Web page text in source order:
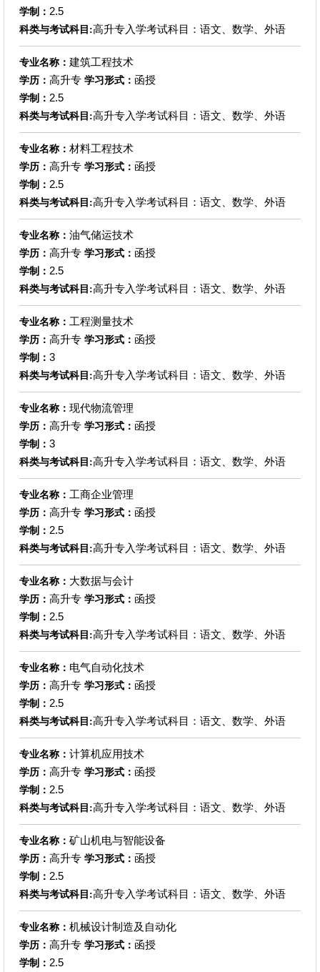
学制： 2.5
科类与考试科目:高升专入学考试科目：语文、数学、外语
专业名称： 建筑工程技术
学历： 高升专 学习形式： 函授
学制： 2.5
科类与考试科目:高升专入学考试科目：语文、数学、外语
专业名称： 材料工程技术
学历： 高升专 学习形式： 函授
学制： 2.5
科类与考试科目:高升专入学考试科目：语文、数学、外语
专业名称： 油气储运技术
学历： 高升专 学习形式： 函授
学制： 2.5
科类与考试科目:高升专入学考试科目：语文、数学、外语
专业名称： 工程测量技术
学历： 高升专 学习形式： 函授
学制： 3
科类与考试科目:高升专入学考试科目：语文、数学、外语
专业名称： 现代物流管理
学历： 高升专 学习形式： 函授
学制： 3
科类与考试科目:高升专入学考试科目：语文、数学、外语
专业名称： 工商企业管理
学历： 高升专 学习形式： 函授
学制： 2.5
科类与考试科目:高升专入学考试科目：语文、数学、外语
专业名称： 大数据与会计
学历： 高升专 学习形式： 函授
学制： 2.5
科类与考试科目:高升专入学考试科目：语文、数学、外语
专业名称： 电气自动化技术
学历： 高升专 学习形式： 函授
学制： 2.5
科类与考试科目:高升专入学考试科目：语文、数学、外语
专业名称： 计算机应用技术
学历： 高升专 学习形式： 函授
学制： 2.5
科类与考试科目:高升专入学考试科目：语文、数学、外语
专业名称： 矿山机电与智能设备
学历： 高升专 学习形式： 函授
学制： 2.5
科类与考试科目:高升专入学考试科目：语文、数学、外语
专业名称： 机械设计制造及自动化
学历： 高升专 学习形式： 函授
学制： 2.5